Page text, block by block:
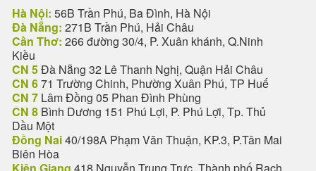
Hà Nội: 56B Trần Phú, Ba Đình, Hà Nội
Đà Nẵng: 271B Trần Phú, Hải Châu
Cần Thơ: 266 đường 30/4, P. Xuân khánh, Q.Ninh
Kiều
CN 5Đà Nẵng 32 Lê Thanh Nghị, Quận Hải Châu
CN 671 Trường Chinh, Phường Xuân Phú, TP Huế
CN 7 Lâm Đồng 05 Phan Đình Phùng
CN 8 Bình Dương 151 Phú Lợi, P. Phú Lợi, Tp. Thủ
Dầu Một
Đồng Nai40/198A Phạm Văn Thuận, KP.3, P.Tân Mai
Biên Hòa